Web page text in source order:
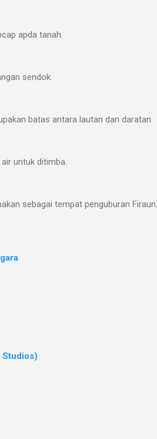
apda tanah.
sendok.
batas antara lautan dan daratan.
untuk ditimba.
sebagai tempat penguburan Firaun.
Studios)